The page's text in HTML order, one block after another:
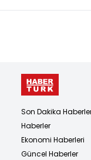
Son Dakika
Haberler
Ekonomi Haberleri
Güncel Haberler